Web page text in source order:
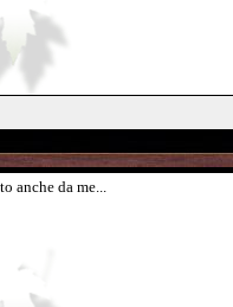
anche da me...